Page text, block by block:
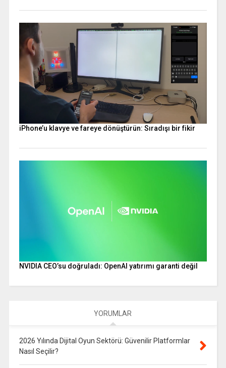
iPhone’u klavye ve fareye dönüştürün: Sıradışı bir fikir
NVIDIA CEO’su doğruladı: OpenAI yatırımı garanti değil
YORUMLAR
2026 Yılında Dijital Oyun Sektörü: Güvenilir Platformlar
Nasıl Seçilir?